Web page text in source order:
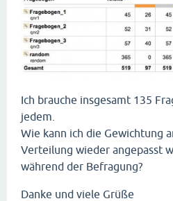
Ich brauche insgesamt 135
jedem.
Wie kann ich die Gewichtung
Verteilung wieder angepasst
während der Befragung?
Danke und viele Grüße